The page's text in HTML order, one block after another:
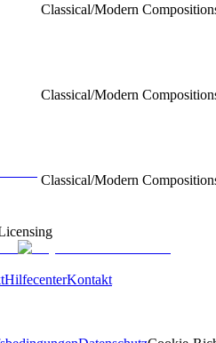
Classical/Modern
Classical/Modern
Classical/Modern
HilfecenterKontakt